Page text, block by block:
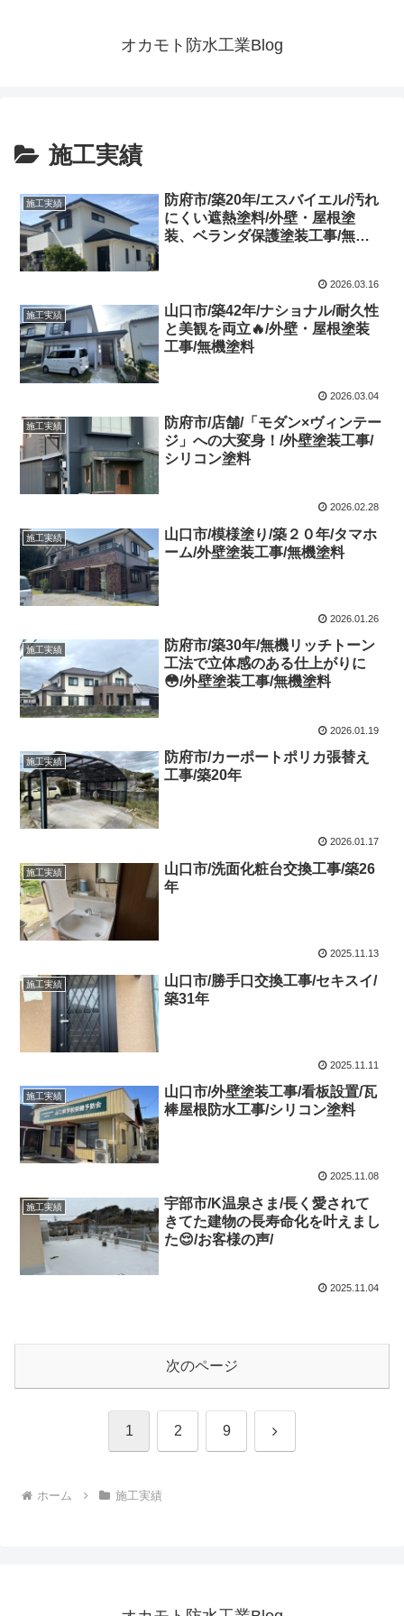
オカモト防水工業Blog
施工実績
施工実績
防府市/築20年/エスバイエル/汚れ
にくい遮熱塗料/外壁・屋根塗
装、ベランダ保護塗装工事/無機
2026.03.16
施工実績
山口市/築42年/ナショナル/耐久性
と美観を両立🔥/外壁・屋根塗装
工事/無機塗料
2026.03.04
施工実績
防府市/店舗/「モダン×ヴィンテー
ジ」への大変身！/外壁塗装工事/
シリコン塗料
2026.02.28
施工実績
山口市/模様塗り/築２０年/タマホ
ーム/外壁塗装工事/無機塗料
2026.01.26
施工実績
防府市/築30年/無機リッチトーン
工法で立体感のある仕上がりに
😳/外壁塗装工事/無機塗料
2026.01.19
施工実績
防府市/カーポートポリカ張替え
工事/築20年
2026.01.17
施工実績
山口市/洗面化粧台交換工事/築26
年
2025.11.13
施工実績
山口市/勝手口交換工事/セキスイ/
築31年
2025.11.11
施工実績
山口市/外壁塗装工事/看板設置/瓦
棒屋根防水工事/シリコン塗料
2025.11.08
施工実績
宇部市/K温泉さま/長く愛されて
きてた建物の長寿命化を叶えまし
た😌/お客様の声/
2025.11.04
次のページ
1 2 9 次
ホーム 施工実績